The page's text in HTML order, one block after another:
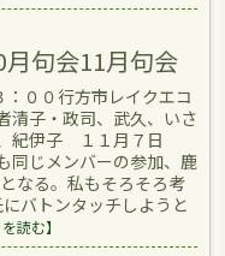
句会11月句会
００行方市レイクエコ
清子・政司、武久、いさ
紀伊子 １１月７日
同じメンバーの参加、鹿
なる。私もそろそろ考
バトンタッチしようと
を読む】